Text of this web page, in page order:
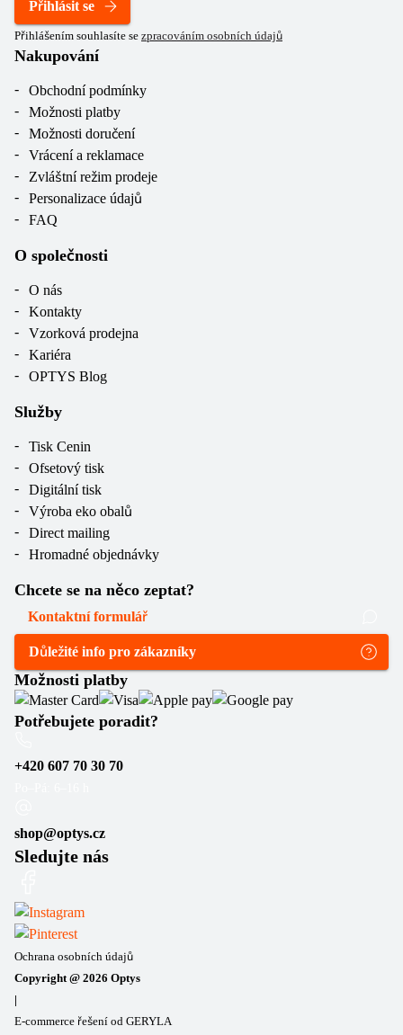
Přihlásit se
Přihlášením souhlasíte se zpracováním osobních údajů
Nakupování
Obchodní podmínky
Možnosti platby
Možnosti doručení
Vrácení a reklamace
Zvláštní režim prodeje
Personalizace údajů
FAQ
O společnosti
O nás
Kontakty
Vzorková prodejna
Kariéra
OPTYS Blog
Služby
Tisk Cenin
Ofsetový tisk
Digitální tisk
Výroba eko obalů
Direct mailing
Hromadné objednávky
Chcete se na něco zeptat?
Kontaktní formulář
Důležité info pro zákazníky
Možnosti platby
Potřebujete poradit?
+420 607 70 30 70
shop@optys.cz
Sledujte nás
Ochrana osobních údajů
Copyright @ 2026 Optys
|
E-commerce řešení od GERYLA